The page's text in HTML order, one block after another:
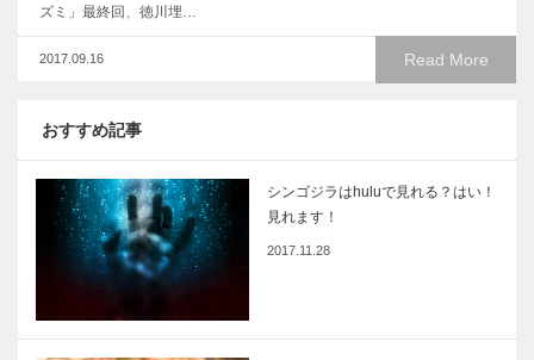
ズミ」最終回、徳川埋…
Read More
2017.09.16
おすすめ記事
シンゴジラはhuluで見れる？はい！
見れます！
2017.11.28